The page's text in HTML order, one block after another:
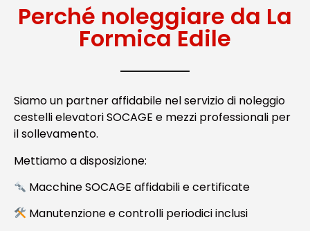
Perché noleggiare da La
Formica Edile
Siamo un partner affidabile nel servizio di noleggio
cestelli elevatori SOCAGE e mezzi professionali per
il sollevamento.
Mettiamo a disposizione:
Macchine SOCAGE affidabili e certificate
Manutenzione e controlli periodici inclusi